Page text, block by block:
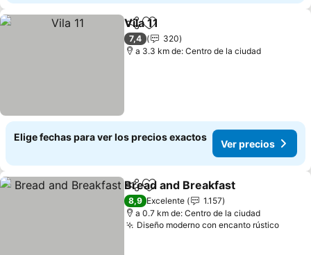
CompartirAgregar a favoritos
Vila 11
7,4
320
a 3.3 km de: Centro de la ciudad
Elige fechas para ver los precios exactos
Ver precios
CompartirAgregar a favoritos
Bread and Breakfast
8,9 Excelente
1.157
a 0.7 km de: Centro de la ciudad
Diseño moderno con encanto rústicoVer